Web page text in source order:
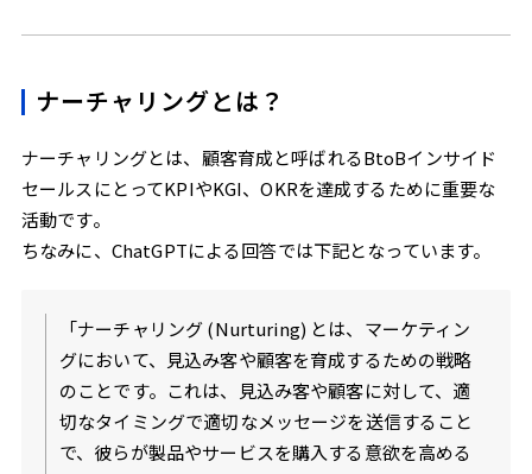
6．WEB広告も連動させる
8．新規導入事例でイメージさせる
9．とにかく顧客視点でもう一度考えてみる
まとめ
ナーチャリングとは？
ナーチャリングとは、顧客育成と呼ばれるBtoBインサイド
セールスにとってKPIやKGI、OKRを達成するために重要な
活動です。
ちなみに、ChatGPTによる回答では下記となっています。
「ナーチャリング (Nurturing) とは、マーケティン
グにおいて、見込み客や顧客を育成するための戦略
のことです。これは、見込み客や顧客に対して、適
切なタイミングで適切なメッセージを送信すること
で、彼らが製品やサービスを購入する意欲を高める